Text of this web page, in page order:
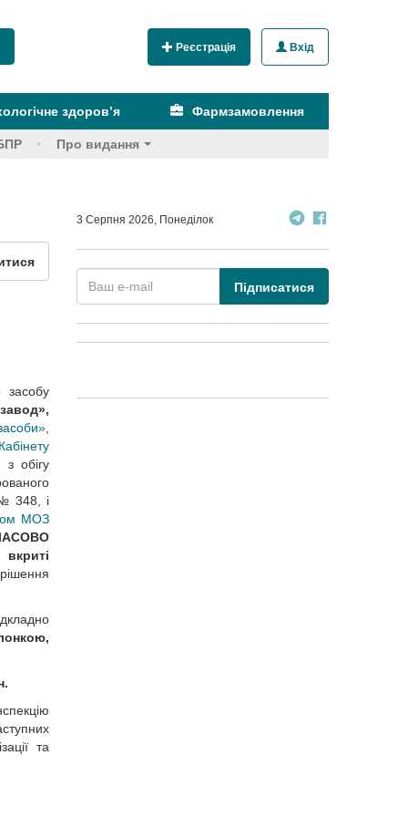
Реєстрація Вхід
здоров’я Фармзамовлення
Про видання
засобу
,
обігу
348, і
МОЗ
та
3 Серпня 2026, Понеділок
Підписатися